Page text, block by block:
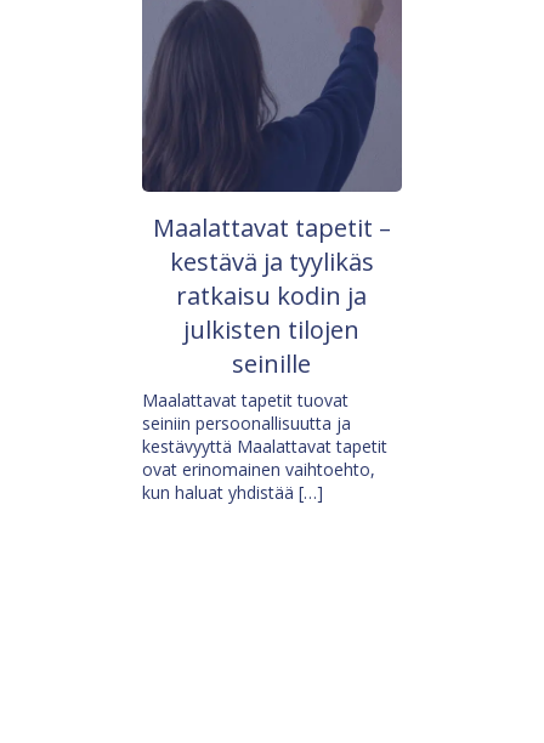
Maalattavat tapetit –
kestävä ja tyylikäs
ratkaisu kodin ja
julkisten tilojen
seinille
Maalattavat tapetit tuovat
seiniin persoonallisuutta ja
kestävyyttä Maalattavat tapetit
ovat erinomainen vaihtoehto,
kun haluat yhdistää […]